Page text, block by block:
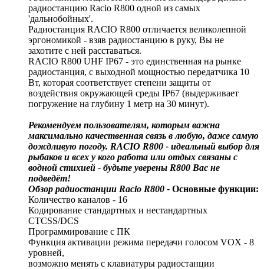
радиостанцию Racio R800 одной из самых
'дальнобойных'.
Радиостанция RACIO R800 отличается великолепной
эргономикой - взяв радиостанцию в руку, Вы не
захотите с ней расставаться.
RACIO R800 UHF IP67 - это единственная на рынке
радиостанция, с выходной мощностью передатчика 10
Вт, которая соответствует степени защиты от
воздействия окружающей среды IP67 (выдерживает
погружение на глубину 1 метр на 30 минут).
Рекомендуем пользователям, которым важна
максимально качественная связь в любую, даже самую
дождливую погоду. RACIO R800 - идеальный выбор для
рыбаков и всех у кого работа или отдых связаны с
водной стихией - будьте уверены R800 Вас не
подведёт!
Обзор радиостанции Racio R800 - Основные функции:
Количество каналов - 16
Кодирование стандартных и нестандартных
CTCSS/DCS
Программирование с ПК
Функция активации режима передачи голосом VOX - 8
уровней,
возможно менять с клавиатуры радиостанции